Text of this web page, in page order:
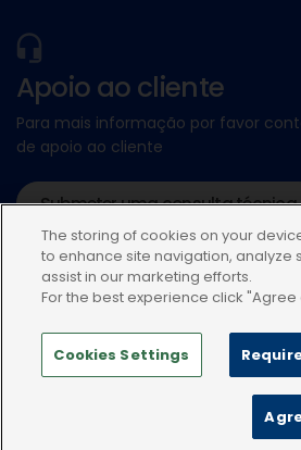
Apoio ao cliente
Para mais informação por favor
de apoio ao cliente
Submeter uma consulta técnica
ou ligue:+34935448507
The storing of cookies on your
to enhance site navigation, analyze
assist in our marketing efforts.
For the best experience click
Cookies Settings